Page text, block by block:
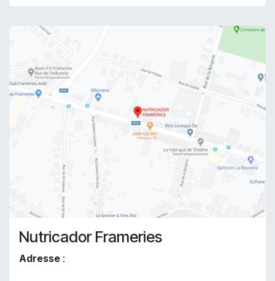
Nutricador Frameries
Adresse :